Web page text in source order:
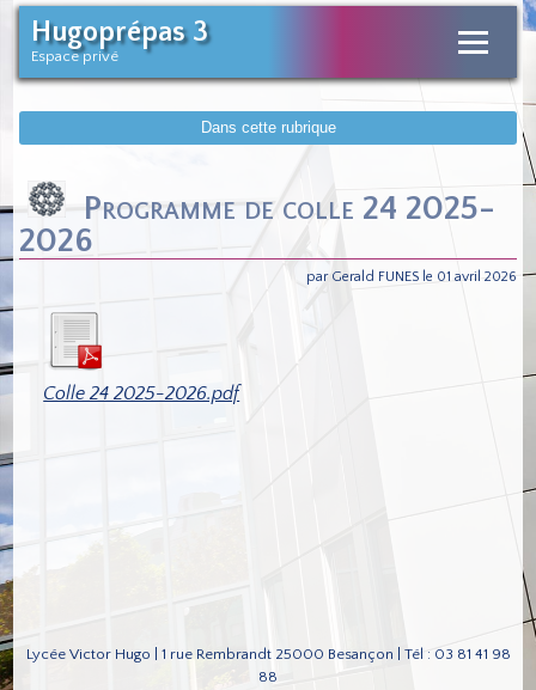
Hugoprépas 3
Espace privé
Dans cette rubrique
Programme de colle 24 2025-
2026
par Gerald FUNES le 01 avril 2026
Colle 24 2025-2026.pdf
Lycée Victor Hugo | 1 rue Rembrandt 25000 Besançon | Tél : 03 81 41 98
88